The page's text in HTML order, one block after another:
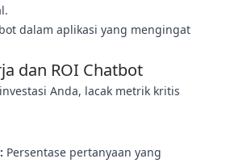
dalam aplikasi yang mengingat
dan ROI Chatbot
Anda, lacak metrik kritis
Persentase pertanyaan yang